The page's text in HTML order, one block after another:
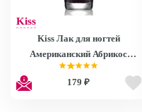
Kiss
Kiss Лак для ногтей
Американский Абрикос
8мл/HD Mini Nail Polish
MNP28
179 ₽